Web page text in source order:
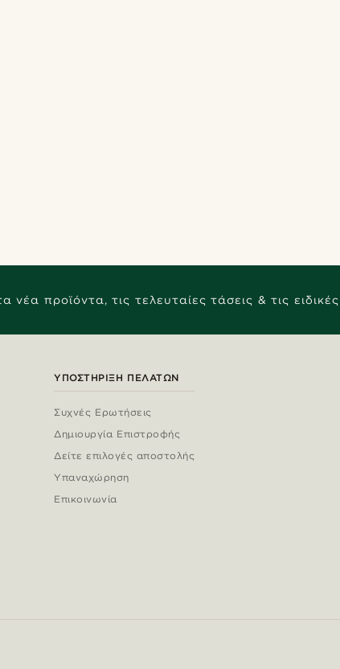
νέα προϊόντα, τις τελευταίες τάσεις & τις
ΥΠΟΣΤΉΡΙΞΗ ΠΕΛΑΤΏΝ
Συχνές Ερωτήσεις
Δημιουργία Επιστροφής
Δείτε επιλογές αποστολής
Υπαναχώρηση
Επικοινωνία